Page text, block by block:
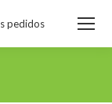
pedidos